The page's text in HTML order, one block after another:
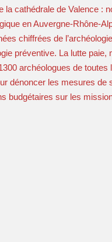
la cathédrale de Valence :
en Auvergne-Rhône-
chiffrées de
préventive. La lutte paie,
archéologues de toutes
dénoncer les mesures de
budgétaires sur les